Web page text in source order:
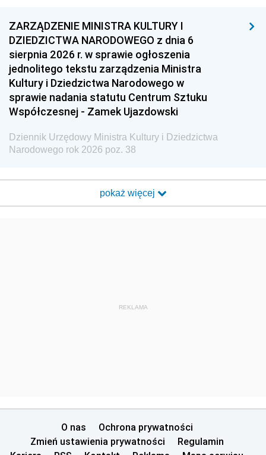
ZARZĄDZENIE MINISTRA KULTURY I
DZIEDZICTWA NARODOWEGO z dnia 6
sierpnia 2026 r. w sprawie ogłoszenia
jednolitego tekstu zarządzenia Ministra
Kultury i Dziedzictwa Narodowego w
sprawie nadania statutu Centrum Sztuku
Współczesnej - Zamek Ujazdowski
Dziennik Urzędowy Ministra Kultury i Dziedzictwa
Narodowego rok 2026 poz. 38
pokaż więcej
REKLAMA
O nas
Ochrona prywatności
Zmień ustawienia prywatności
Regulamin